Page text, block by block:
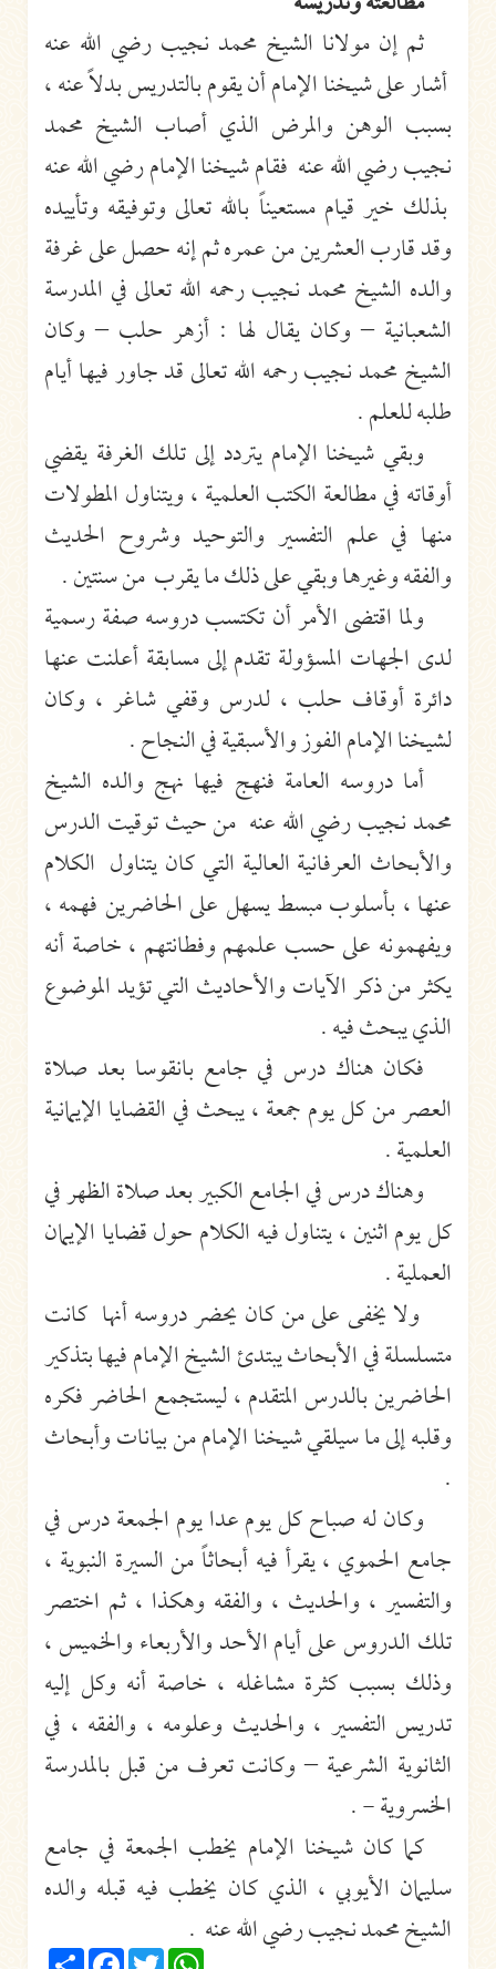
ثم إن مولانا الشيخ محمد نجيب رضي الله عنه
أشار على شيخنا الإمام أن يقوم بالتدريس بدلاً عنه ،
بسبب الوهن والمرض الذي أصاب الشيخ محمد
نجيب رضي الله عنه فقام شيخنا الإمام رضي الله عنه
بذلك خير قيام مستعيناً بالله تعالى وتوفيقه وتأييده
وقد قارب العشرين من عمره ثم إنه حصل على غرفة
والده الشيخ محمد نجيب رحمه الله تعالى في المدرسة
الشعبانية – وكان يقال لها : أزهر حلب – وكان
الشيخ محمد نجيب رحمه الله تعالى قد جاور فيها أيام
طلبه للعلم .
وبقي شيخنا الإمام يتردد إلى تلك الغرفة يقضي
أوقاته في مطالعة الكتب العلمية ، ويتناول المطولات
منها في علم التفسير والتوحيد وشروح الحديث
والفقه وغيرها وبقي على ذلك ما يقرب من سنتين .
ولما اقتضى الأمر أن تكتسب دروسه صفة رسمية
لدى الجهات المسؤولة تقدم إلى مسابقة أعلنت عنها
دائرة أوقاف حلب ، لدرس وقفي شاغر ، وكان
لشيخنا الإمام الفوز والأسبقية في النجاح .
أما دروسه العامة فنهج فيها نهج والده الشيخ
محمد نجيب رضي الله عنه من حيث توقيت الدرس
والأبحاث العرفانية العالية التي كان يتناول الكلام
عنها ، بأسلوب مبسط يسهل على الحاضرين فهمه ،
ويفهمونه على حسب علمهم وفطانتهم ، خاصة أنه
يكثر من ذكر الآيات والأحاديث التي تؤيد الموضوع
الذي يبحث فيه .
فكان هناك درس في جامع بانقوسا بعد صلاة
العصر من كل يوم جمعة ، يبحث في القضايا الإيمانية
العلمية .
وهناك درس في الجامع الكبير بعد صلاة الظهر في
كل يوم اثنين ، يتناول فيه الكلام حول قضايا الإيمان
العملية .
ولا يخفى على من كان يحضر دروسه أنها كانت
متسلسلة في الأبحاث يبتدئ الشيخ الإمام فيها بتذكير
الحاضرين بالدرس المتقدم ، ليستجمع الحاضر فكره
وقلبه إلى ما سيلقي شيخنا الإمام من بيانات وأبحاث
.
وكان له صباح كل يوم عدا يوم الجمعة درس في
جامع الحموي ، يقرأ فيه أبحاثاً من السيرة النبوية ،
والتفسير ، والحديث ، والفقه وهكذا ، ثم اختصر
تلك الدروس على أيام الأحد والأربعاء والخميس ،
وذلك بسبب كثرة مشاغله ، خاصة أنه وكل إليه
تدريس التفسير ، والحديث وعلومه ، والفقه ، في
الثانوية الشرعية – وكانت تعرف من قبل بالمدرسة
الخسروية - .
كما كان شيخنا الإمام يخطب الجمعة في جامع
سليمان الأيوبي ، الذي كان يخطب فيه قبله والده
الشيخ محمد نجيب رضي الله عنه .
Share
FacebookTwitter
WhatsApp